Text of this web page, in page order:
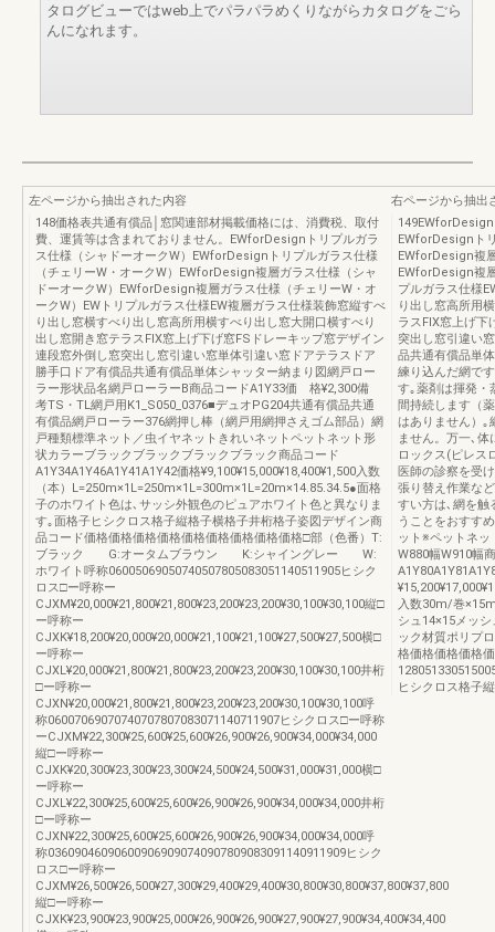
タログビューではweb上でパラパラめくりながらカタログをごら
んになれます。
左ページから抽出された内容
148価格表共通有償品│窓関連部材掲載価格には、消費税、取付
費、運賃等は含まれておりません。EWforDesignトリプルガラ
ス仕様（シャドーオークW）EWforDesignトリプルガラス仕様
（チェリーW・オークW）EWforDesign複層ガラス仕様（シャ
ドーオークW）EWforDesign複層ガラス仕様（チェリーW・オ
ークW）EWトリプルガラス仕様EW複層ガラス仕様装飾窓縦すべ
り出し窓横すべり出し窓高所用横すべり出し窓大開口横すべり
出し窓開き窓テラスFIX窓上げ下げ窓FSドレーキップ窓デザイン
連段窓外倒し窓突出し窓引違い窓単体引違い窓ドアテラスドア
勝手口ドア有償品共通有償品単体シャッター納まり図網戸ロー
ラー形状品名網戸ローラーB商品コードA1Y33価 格¥2,300備
考TS・TL網戸用K1_S050_0376■デュオPG204共通有償品共通
有償品網戸ローラー376網押し棒（網戸用網押さえゴム部品）網
戸種類標準ネット／虫イヤネットきれいネットペットネット形
状カラーブラックブラックブラックブラック商品コード
A1Y34A1Y46A1Y41A1Y42価格¥9,100¥15,000¥18,400¥1,500入数
（本）L=250m×1L=250m×1L=300m×1L=20m×14.85.34.5●面格
子のホワイト色は､サッシ外観色のピュアホワイト色と異なりま
す｡面格子ヒシクロス格子縦格子横格子井桁格子姿図デザイン商
品コード価格価格価格価格価格価格価格価格価格□部（色番）T:
ブラック G:オータムブラウン K:シャイングレー W:
ホワイト呼称06005069050740507805083051140511905ヒシク
ロス□ー呼称ー
CJXM¥20,000¥21,800¥21,800¥23,200¥23,200¥30,100¥30,100縦□
ー呼称ー
CJXK¥18,200¥20,000¥20,000¥21,100¥21,100¥27,500¥27,500横□
ー呼称ー
CJXL¥20,000¥21,800¥21,800¥23,200¥23,200¥30,100¥30,100井桁
□ー呼称ー
CJXN¥20,000¥21,800¥21,800¥23,200¥23,200¥30,100¥30,100呼
称06007069070740707807083071140711907ヒシクロス□ー呼称
ーCJXM¥22,300¥25,600¥25,600¥26,900¥26,900¥34,000¥34,000
縦□ー呼称ー
CJXK¥20,300¥23,300¥23,300¥24,500¥24,500¥31,000¥31,000横□
ー呼称ー
CJXL¥22,300¥25,600¥25,600¥26,900¥26,900¥34,000¥34,000井桁
□ー呼称ー
CJXN¥22,300¥25,600¥25,600¥26,900¥26,900¥34,000¥34,000呼
称036090460906009069090740907809083091140911909ヒシク
ロス□ー呼称ー
CJXM¥26,500¥26,500¥27,300¥29,400¥29,400¥30,800¥30,800¥37,800¥37,800
縦□ー呼称ー
CJXK¥23,900¥23,900¥25,000¥26,900¥26,900¥27,900¥27,900¥34,400¥34,400
右ページから抽出
EWforDesignト
EWforDesign複
EWforDesign複
プルガラス仕様
り出し窓高所用
ラスFIX窓上げ下
突出し窓引違い
品共通有償品単
練り込んだ網で
す｡薬剤は揮発・
間持続します（
はありません）｡
ません。万一､
ロックス(ピレス
医師の診察を受
張り替え作業な
すい方は､網を触
うことをおすす
ット※ペットネッ
W880幅W910幅
入数30m/巻
シュ14×15メッ
ック材質ポリプ
格価格価格価格
ヒシクロス格子